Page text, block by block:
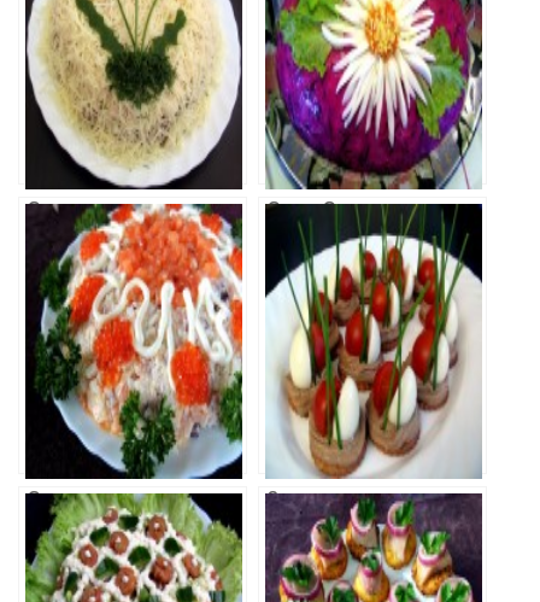
Салат
Одуванчик
Салат Сельдь
под шубой
Салат с лососем
Закуска с
муссом из
куриной печени